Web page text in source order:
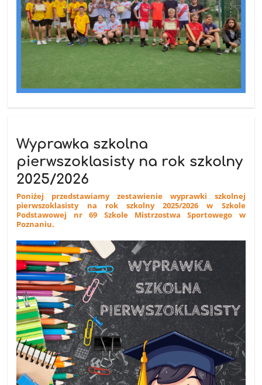
Wyprawka szkolna
pierwszoklasisty na rok szkolny
2025/2026
Poniżej przedstawiamy zestawienie wyprawki szkolnej
pierwszoklasisty na rok szkolny 2025/2026 w Szkole
Podstawowej nr 69 Szkole Mistrzostwa Sportowego w
Poznaniu.